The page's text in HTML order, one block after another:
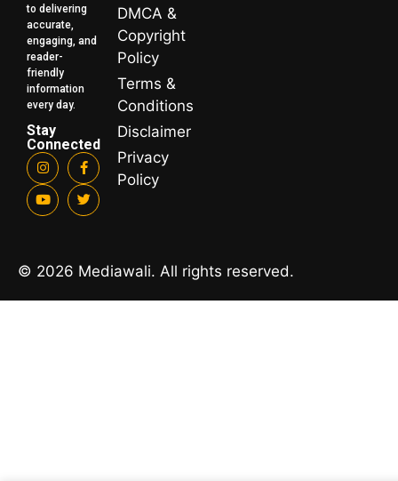
to delivering
accurate,
engaging, and
reader-
friendly
information
every day.
Stay
Connected
DMCA &
Copyright
Policy
Terms &
Conditions
Disclaimer
Privacy
Policy
© 2026 Mediawali. All rights reserved.